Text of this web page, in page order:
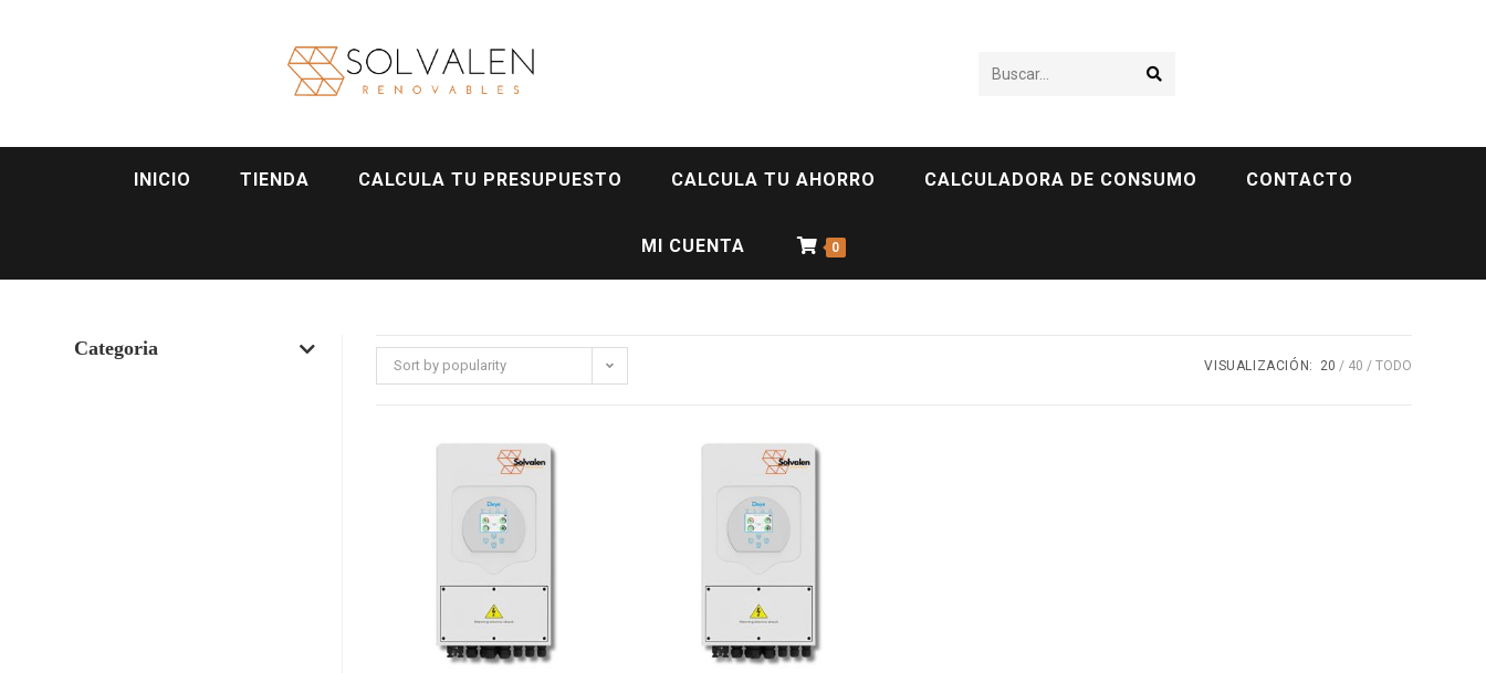
Buscar...
INICIO TIENDA CALCULA TU PRESUPUESTO CALCULA TU AHORRO CALCULADORA DE CONSUMO CONTACTO
MI CUENTA 0
Categoria
Sort by popularity VISUALIZACIÓN: 20 40 TODO